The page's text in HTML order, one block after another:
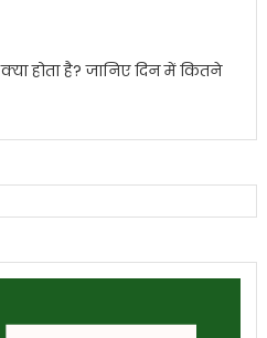
होता है? जानिए दिन में कितने